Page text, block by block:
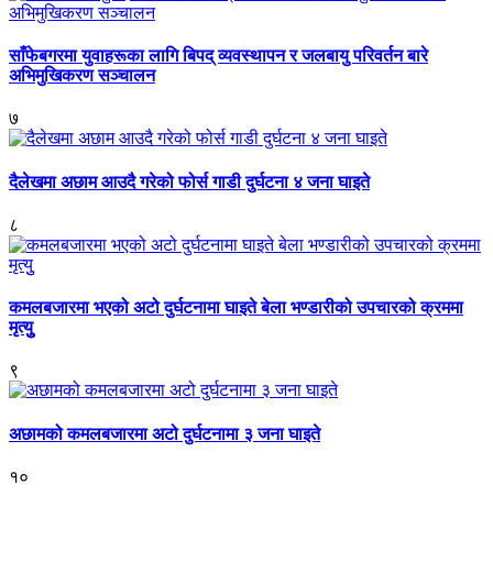
साँफेबगरमा युवाहरूका लागि बिपद् व्यवस्थापन र जलबायु परिवर्तन बारे
अभिमुखिकरण सञ्चालन
७
दैलेखमा अछाम आउदै गरेको फोर्स गाडी दुर्घटना ४ जना घाइते
८
कमलबजारमा भएको अटो दुर्घटनामा घाइते बेला भण्डारीको उपचारको क्रममा
मृत्युु
९
अछामको कमलबजारमा अटो दुर्घटनामा ३ जना घाइते
१०